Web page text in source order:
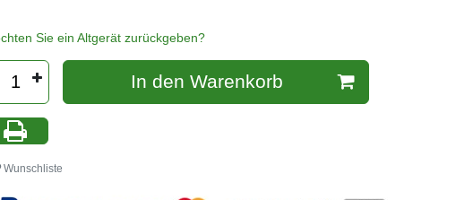
Sie ein Altgerät zurückgeben?
In den Warenkorb
Wunschliste